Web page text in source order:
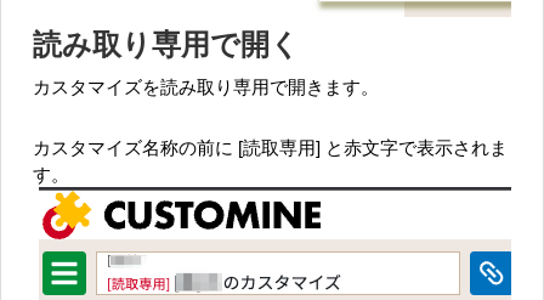
読み取り専用で開く
カスタマイズを読み取り専用で開きます。
カスタマイズ名称の前に [読取専用] と赤文字で表示されま
す。